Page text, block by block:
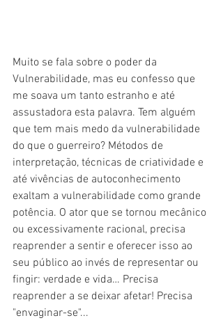
Muito se fala sobre o poder da
Vulnerabilidade, mas eu confesso que
me soava um tanto estranho e até
assustadora esta palavra. Tem alguém
que tem mais medo da vulnerabilidade
do que o guerreiro? Métodos de
interpretação, técnicas de criatividade e
até vivências de autoconhecimento
exaltam a vulnerabilidade como grande
potência. O ator que se tornou mecânico
ou excessivamente racional, precisa
reaprender a sentir e oferecer isso ao
seu público ao invés de representar ou
fingir: verdade e vida… Precisa
reaprender a se deixar afetar! Precisa
"envaginar-se"...